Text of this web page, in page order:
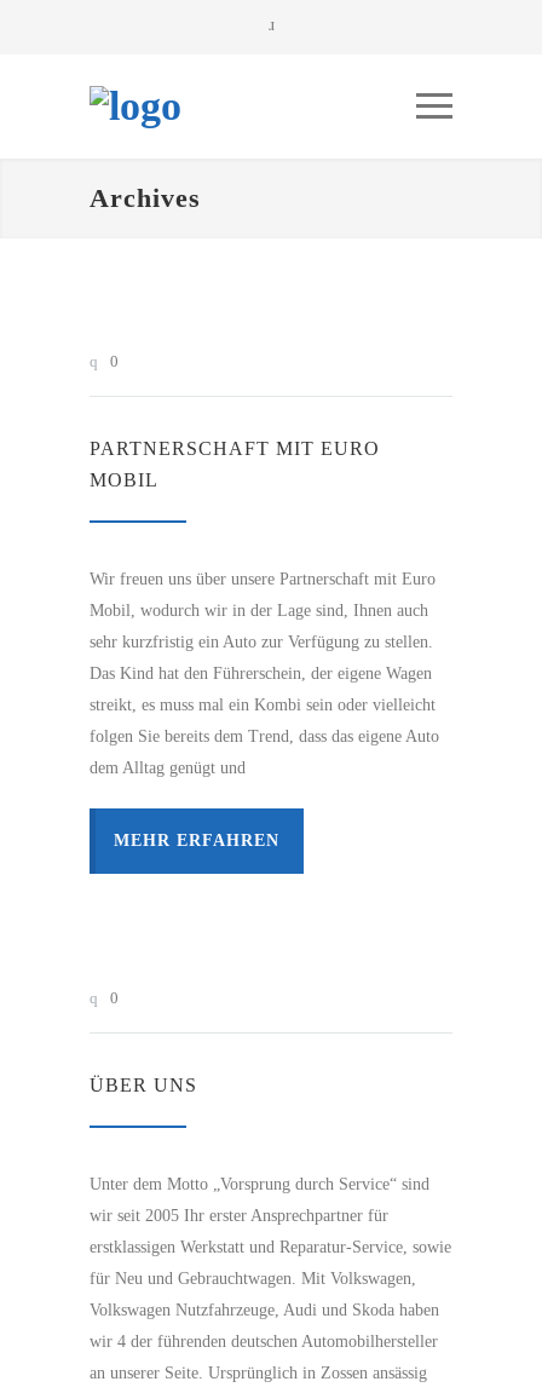
Archives
0
PARTNERSCHAFT MIT EURO
MOBIL
Wir freuen uns über unsere Partnerschaft mit Euro
Mobil, wodurch wir in der Lage sind, Ihnen auch
sehr kurzfristig ein Auto zur Verfügung zu stellen.
Das Kind hat den Führerschein, der eigene Wagen
streikt, es muss mal ein Kombi sein oder vielleicht
folgen Sie bereits dem Trend, dass das eigene Auto
dem Alltag genügt und
MEHR ERFAHREN
0
ÜBER UNS
Unter dem Motto „Vorsprung durch Service“ sind
wir seit 2005 Ihr erster Ansprechpartner für
erstklassigen Werkstatt und Reparatur-Service, sowie
für Neu und Gebrauchtwagen. Mit Volkswagen,
Volkswagen Nutzfahrzeuge, Audi und Skoda haben
wir 4 der führenden deutschen Automobilhersteller
an unserer Seite. Ursprünglich in Zossen ansässig